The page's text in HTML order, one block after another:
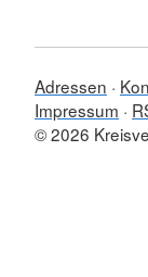
Adressen
Impressum
© 2026